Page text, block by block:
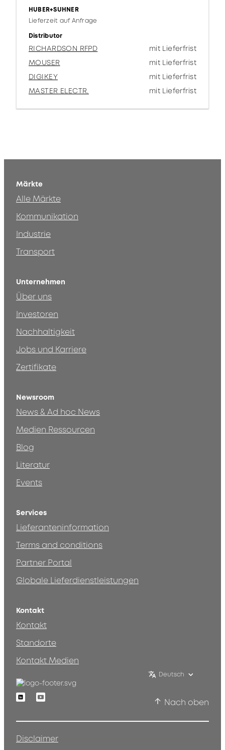
HUBER+SUHNER
Lieferzeit auf Anfrage
Distributor
RICHARDSON RFPD
mit Lieferfrist
MOUSER
mit Lieferfrist
DIGIKEY
mit Lieferfrist
MASTER ELECTR.
mit Lieferfrist
Märkte
Alle Märkte
Kommunikation
Industrie
Transport
Unternehmen
Über uns
Investoren
Nachhaltigkeit
Jobs und Karriere
Zertifikate
Newsroom
News & Ad hoc News
Medien Ressourcen
Blog
Literatur
Events
Services
Lieferanteninformation
Terms and conditions
Partner Portal
Globale Lieferdienstleistungen
Kontakt
Kontakt
Standorte
Kontakt Medien
Deutsch
LinkedinYoutube
Nach oben
Disclaimer